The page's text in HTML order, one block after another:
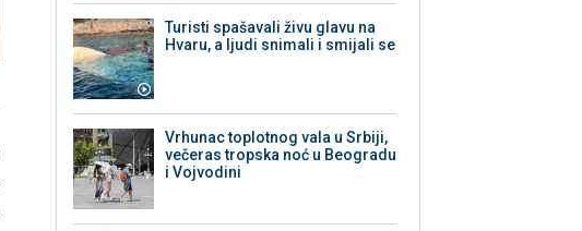
Turisti spašavali živu glavu na
Hvaru, a ljudi snimali i smijali se
Vrhunac toplotnog vala u Srbiji,
večeras tropska noć u Beogradu
i Vojvodini